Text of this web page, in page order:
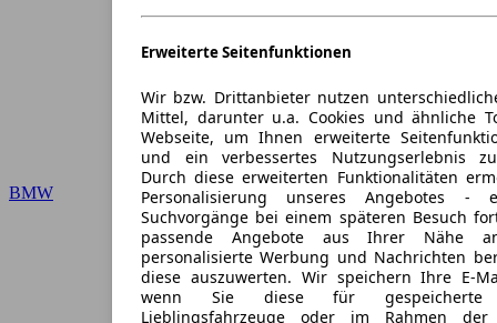
Erweiterte Seitenfunktionen
Wir bzw. Drittanbieter nutzen
Mittel, darunter u.a. Cookies und ähnliche
Webseite, um Ihnen erweiterte
und ein verbessertes Nutzungserlebnis
Durch diese erweiterten Funktionalitäten
Personalisierung unseres Angebotes
Suchvorgänge bei einem späteren Besuch
passende Angebote aus Ihrer Nähe
personalisierte Werbung und Nachrichten
diese auszuwerten. Wir speichern Ihre E-
wenn Sie diese für gespeicherte
Lieblingsfahrzeuge oder im Rahmen der
BMW